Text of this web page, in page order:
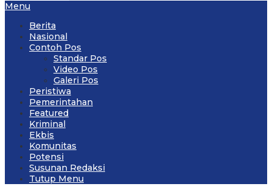
Menu
Berita
Nasional
Contoh Pos
Standar Pos
Video Pos
Galeri Pos
Peristiwa
Pemerintahan
Featured
Kriminal
Ekbis
Komunitas
Potensi
Susunan Redaksi
Tutup Menu